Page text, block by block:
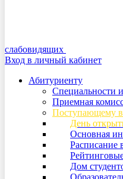
слабовидящих
Вход в личный кабинет
Абитуриенту
Специальности
Приемная
Поступающему в
День
Основная
Расписание
Дом